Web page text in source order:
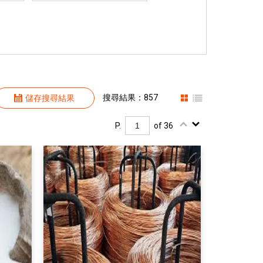
儲存搜尋結果 搜尋結果：857
P. of 36